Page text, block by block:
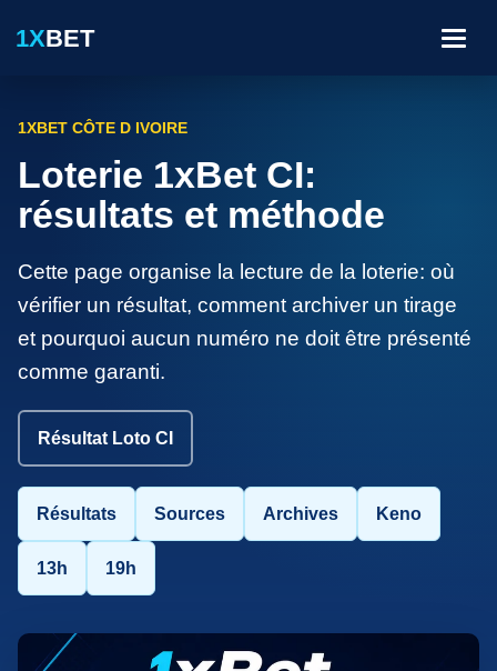
1XBET Menu
1XBET CÔTE D IVOIRE
Loterie 1xBet CI:
résultats et méthode
Cette page organise la lecture de la loterie: où
vérifier un résultat, comment archiver un tirage
et pourquoi aucun numéro ne doit être présenté
comme garanti.
Résultat Loto CI
Résultats Sources Archives Keno
13h 19h